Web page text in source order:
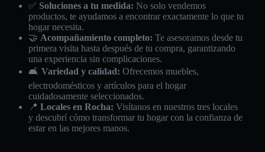
✅ Soluciones a tu medida: No solo vendemos
productos, te ayudamos a encontrar exactamente lo que tu
hogar necesita.
🤝 Acompañamiento completo: Te asesoramos desde tu
primera visita hasta después de tu compra, garantizando
una experiencia sin complicaciones.
🛋️ Variedad y calidad: Ofrecemos muebles,
electrodomésticos y artículos para el hogar
cuidadosamente seleccionados.
📍 Locales en Rocha: Visítanos en nuestros tres locales
y descubrí cómo transformar tu hogar con la confianza de
estar en las mejores manos.